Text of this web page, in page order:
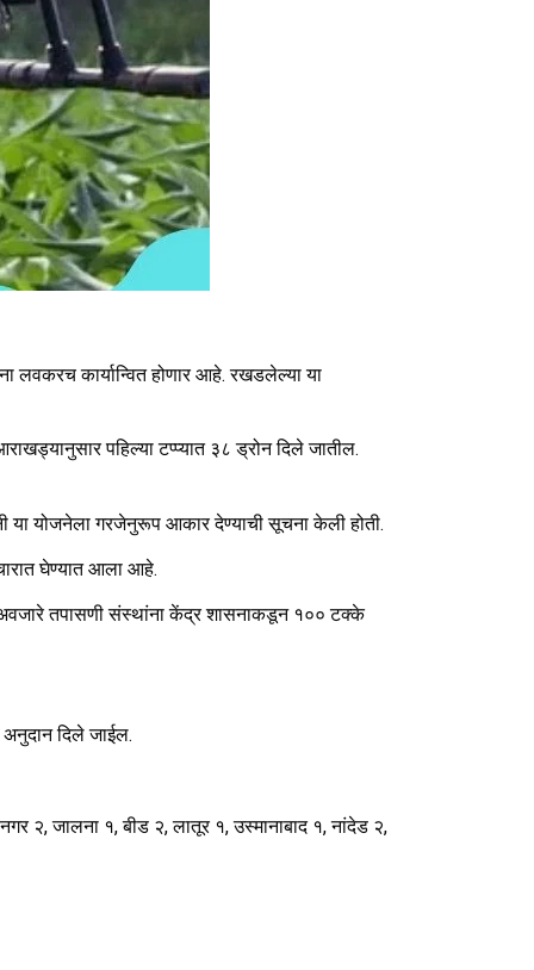
कार्यान्वित होणार आहे. रखडलेल्या या
पहिल्या टप्प्यात ३८ ड्रोन दिले जातील.
या योजनेला गरजेनुरूप आकार देण्याची सूचना केली होती.
घेण्यात आला आहे.
अवजारे तपासणी संस्थांना केंद्र शासनाकडून १०० टक्के
अनुदान दिले जाईल.
२, जालना १, बीड २, लातूर १, उस्मानाबाद १, नांदेड २,